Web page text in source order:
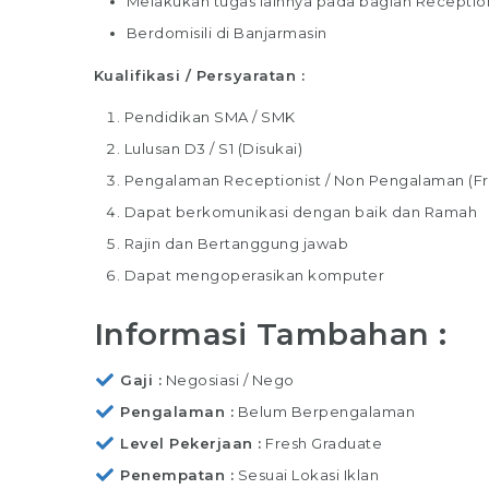
Berdomisili di Banjarmasin
Kualifikasi / Persyaratan :
Pendidikan SMA / SMK
Lulusan D3 / S1 (Disukai)
Pengalaman Receptionist / Non Pengalaman
Dapat berkomunikasi dengan baik dan Ramah
Rajin dan Bertanggung jawab
Dapat mengoperasikan komputer
Informasi Tambahan :
Gaji
Negosiasi / Nego
Pengalaman
Belum Berpengalaman
Level Pekerjaan
Fresh Graduate
Penempatan
Sesuai Lokasi Iklan